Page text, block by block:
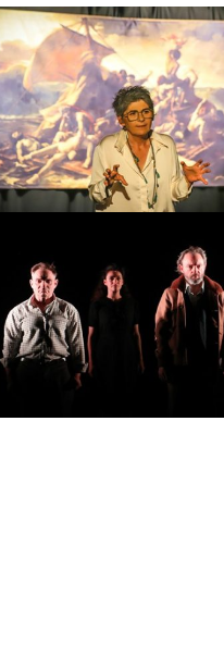
D’Eckmühl à
Date :
vendredi 6
2026
Article 353 du
Date :
février